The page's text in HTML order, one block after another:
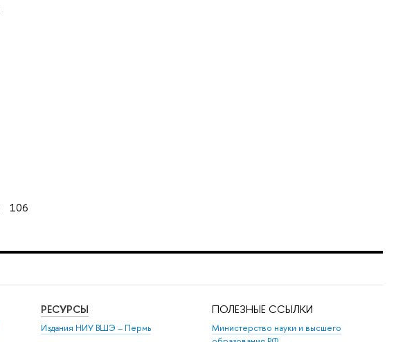
106
РЕСУРСЫ
Издания НИУ ВШЭ ­– Пермь
ПОЛЕЗНЫЕ ССЫЛКИ
Министерство науки и высшего